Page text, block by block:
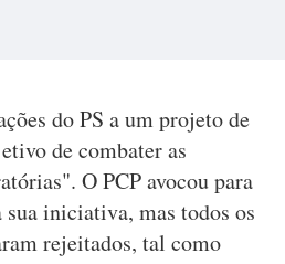
do PS a um projeto de
de combater as
O PCP avocou para
iniciativa, mas todos os
rejeitados, tal como